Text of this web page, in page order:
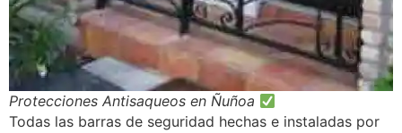
Protecciones Antisaqueos en Ñuñoa
Todas las barras de seguridad hechas e instaladas por